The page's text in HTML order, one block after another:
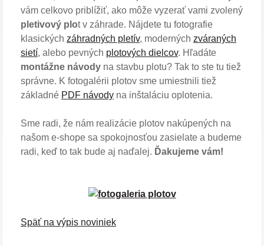
vám celkovo priblížiť, ako môže vyzerať vami zvolený
pletivový plot v záhrade. Nájdete tu fotografie
klasických záhradných pletív, moderných zváraných
sietí, alebo pevných plotových dielcov. Hľadáte
montážne návody na stavbu plotu? Tak to ste tu tiež
správne. K fotogalérii plotov sme umiestnili tiež
základné PDF návody na inštaláciu oplotenia.
Sme radi, že nám realizácie plotov nakúpených na
našom e-shope sa spokojnosťou zasielate a budeme
radi, keď to tak bude aj naďalej. Ďakujeme vám!
Späť na výpis noviniek